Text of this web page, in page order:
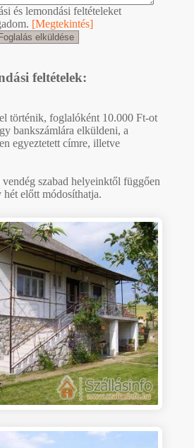
és lemondási feltételeket
[Megtekintés]
feltételek:
történik, foglalóként 10.000 Ft-ot
bankszámlára elküldeni, a
egyeztetett címre, illetve
szabad helyeinktől függően
hét előtt módosíthatja.